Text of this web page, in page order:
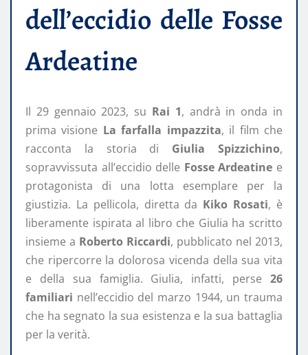
dell’eccidio delle Fosse
Ardeatine
Il 29 gennaio 2023, su Rai 1, andrà in onda in
prima visione La farfalla impazzita, il film che
racconta la storia di Giulia Spizzichino,
sopravvissuta all’eccidio delle Fosse Ardeatine e
protagonista di una lotta esemplare per la
giustizia. La pellicola, diretta da Kiko Rosati, è
liberamente ispirata al libro che Giulia ha scritto
insieme a Roberto Riccardi, pubblicato nel 2013,
che ripercorre la dolorosa vicenda della sua vita
e della sua famiglia. Giulia, infatti, perse 26
familiari nell’eccidio del marzo 1944, un trauma
che ha segnato la sua esistenza e la sua battaglia
per la verità.